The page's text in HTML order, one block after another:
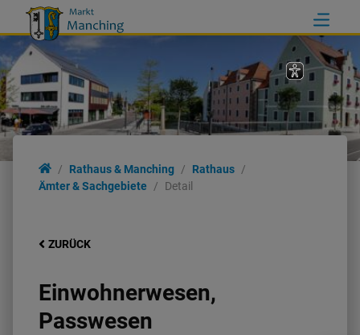
Rathaus & Manching
Rathaus
Ämter & Sachgebiete
Detail
ZURÜCK
Einwohnerwesen,
Passwesen